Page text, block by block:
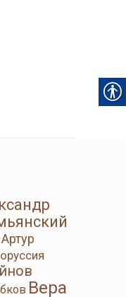
Артур
Вера